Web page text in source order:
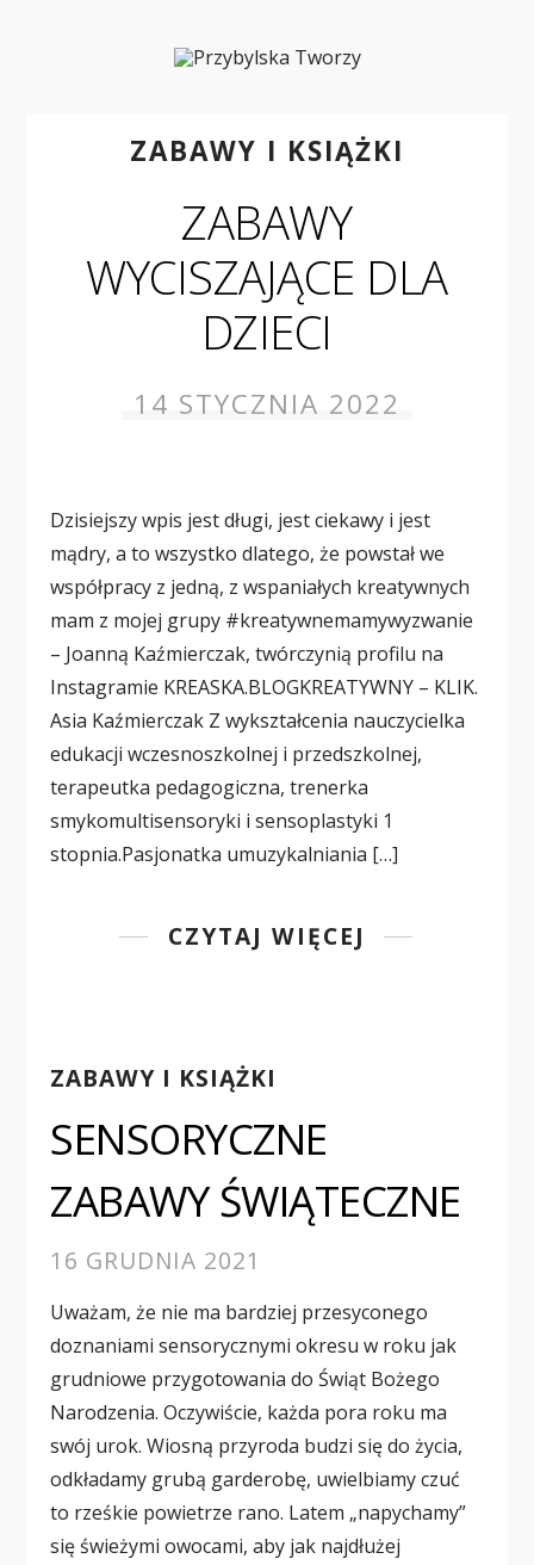
ZABAWY I KSIĄŻKI
ZABAWY
WYCISZAJĄCE DLA
DZIECI
14 STYCZNIA 2022
Dzisiejszy wpis jest długi, jest ciekawy i jest
mądry, a to wszystko dlatego, że powstał we
współpracy z jedną, z wspaniałych kreatywnych
mam z mojej grupy #kreatywnemamywyzwanie
– Joanną Kaźmierczak, twórczynią profilu na
Instagramie KREASKA.BLOGKREATYWNY – KLIK.
Asia Kaźmierczak Z wykształcenia nauczycielka
edukacji wczesnoszkolnej i przedszkolnej,
terapeutka pedagogiczna, trenerka
smykomultisensoryki i sensoplastyki 1
stopnia.Pasjonatka umuzykalniania […]
CZYTAJ WIĘCEJ
ZABAWY I KSIĄŻKI
SENSORYCZNE
ZABAWY ŚWIĄTECZNE
16 GRUDNIA 2021
Uważam, że nie ma bardziej przesyconego
doznaniami sensorycznymi okresu w roku jak
grudniowe przygotowania do Świąt Bożego
Narodzenia. Oczywiście, każda pora roku ma
swój urok. Wiosną przyroda budzi się do życia,
odkładamy grubą garderobę, uwielbiamy czuć
to rześkie powietrze rano. Latem „napychamy”
się świeżymi owocami, aby jak najdłużej